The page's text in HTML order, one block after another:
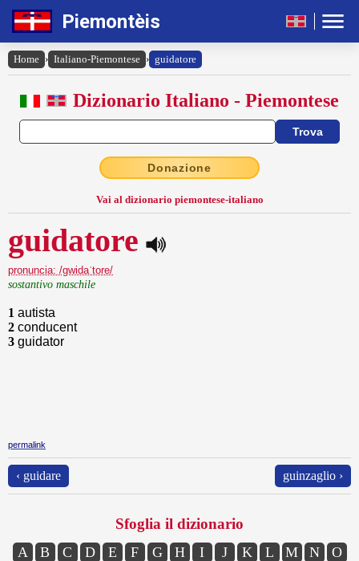
Piemontèis
Home › Italiano-Piemontese › guidatore
Dizionario Italiano - Piemontese
Donazione
Vai al dizionario piemontese-italiano
guidatore
pronuncia: /gwidaˈtore/
sostantivo maschile
1 autista
2 conducent
3 guidator
permalink
‹ guidare guinzaglio ›
Sfoglia il dizionario
A B C D E F G H I J K L M N
O